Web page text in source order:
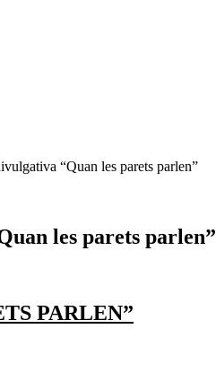
“Quan les parets parlen”
les parets parlen”
PARLEN”